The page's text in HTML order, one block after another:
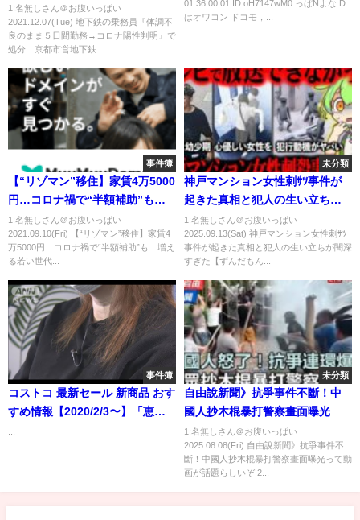
明』で処分 京都市営地下鉄
(2021年12月7日)
1:名無しさん＠お腹いっぱい
2021.12.07(Tue) 地下鉄の乗務員『体調不
良のまま５日間勤務→コロナ陽性判明』で
処分 京都市営地下鉄...
01:36:00.01 ID:oH7147wM0 っぱNよな D
はオワコン ドコモ，...
事件簿
【“リゾマン”移住】家賃4万5000
円…コロナ禍で“半額補助”も
増える若い世代の入居
1:名無しさん＠お腹いっぱい
2021.09.10(Fri) 【“リゾマン”移住】家賃4
万5000円…コロナ禍で“半額補助”も 増え
る若い世代...
未分類
神戸マンション女性刺ｻﾂ事件が
起きた真相と犯人の生い立ちが
闇深すぎた【ずんだもん＆ゆっ
くり解説】
1:名無しさん＠お腹いっぱい
2025.09.13(Sat) 神戸マンション女性刺ｻﾂ
事件が起きた真相と犯人の生い立ちが闇深
すぎた【ずんだもん...
事件簿
コストコ 最新セール 新商品 おす
すめ情報【2020/2/3〜】「恵方
未分類
自由說新聞》抗爭事件不斷！中
國人抄木棍暴打警察畫面曝光
1:名無しさん＠お腹いっぱい
2025.08.08(Fri) 自由說新聞》抗爭事件不
斷！中國人抄木棍暴打警察畫面曝光って動
画が話題らしいぞ 2...